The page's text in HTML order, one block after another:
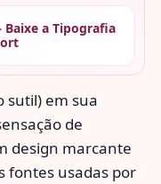
Baixe a Tipografia
sutil) em sua
de
design marcante
fontes usadas por